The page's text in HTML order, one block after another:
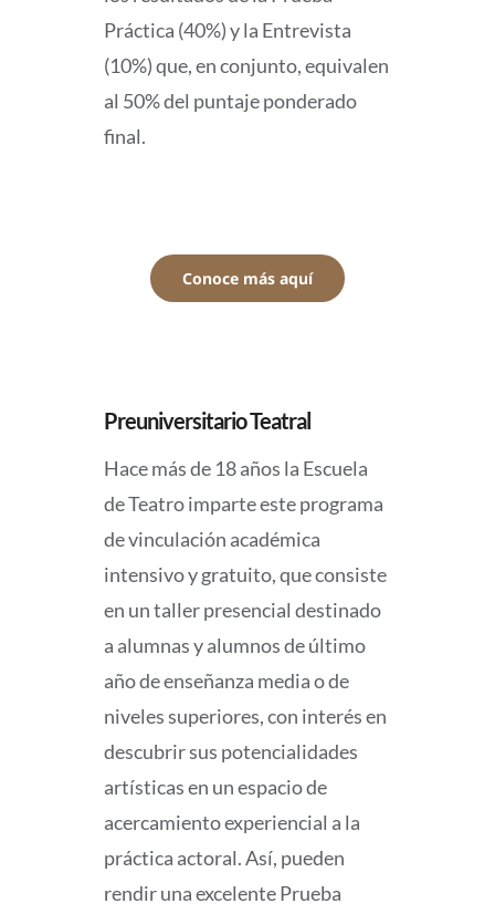
Práctica (40%) y la Entrevista
(10%) que, en conjunto, equivalen
al 50% del puntaje ponderado
final.
Conoce más aquí
Preuniversitario Teatral
Hace más de 18 años la Escuela
de Teatro imparte este programa
de vinculación académica
intensivo y gratuito, que consiste
en un taller presencial destinado
a alumnas y alumnos de último
año de enseñanza media o de
niveles superiores, con interés en
descubrir sus potencialidades
artísticas en un espacio de
acercamiento experiencial a la
práctica actoral. Así, pueden
rendir una excelente Prueba